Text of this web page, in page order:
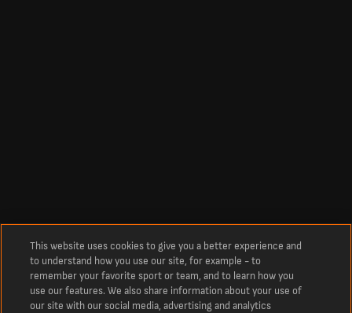
This website uses cookies to give you a better experience and
to understand how you use our site, for example - to
remember your favorite sport or team, and to learn how you
use our features. We also share information about your use of
our site with our social media, advertising and analytics